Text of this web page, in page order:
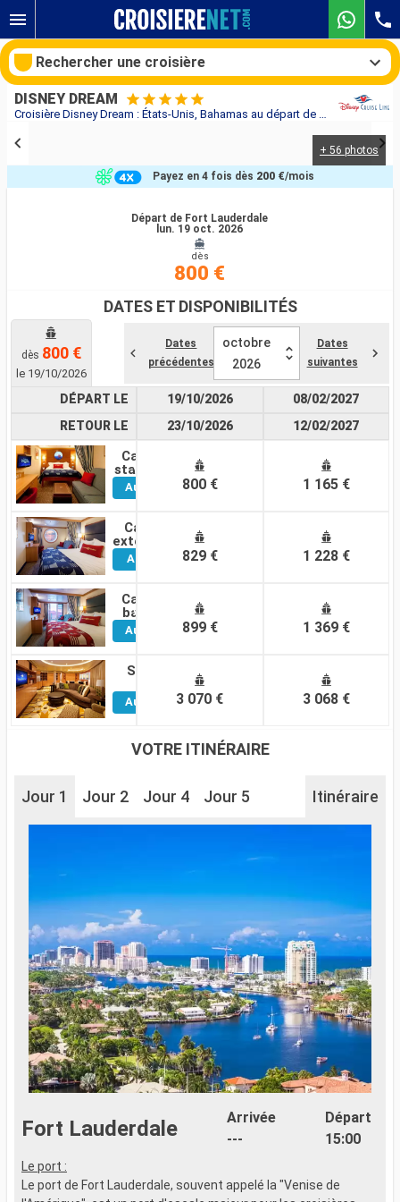
Croisière Disney Dream : États-Unis, Bahamas au départ de Fort Lauderdale
DISNEY DREAM
+ 56 photos
Départ de Fort Lauderdale
lun. 19 oct. 2026
dès
800 €
Payez en 4 fois dès 200 €/mois
DATES ET DISPONIBILITÉS
dès 800 €
le 19/10/2026
Dates
précédentes
octobre
2026
Dates
suivantes
DÉPART LE
RETOUR LE
Cabine
standard
Voir
Autres
Cabine
extérieure
Voir
Autres
Cabine
balcon
Voir
Autres
Suite
Autres
19/10/2026
23/10/2026
800 €
829 €
899 €
3 070 €
08/02/2027
12/02/2027
1 165 €
1 228 €
1 369 €
3 068 €
VOTRE ITINÉRAIRE
Jour 1 Jour 2 Jour 4 Jour 5 Itinéraire
Fort Lauderdale
Arrivée
---
Départ
15:00
Le port :
Le port de Fort Lauderdale, souvent appelé la "Venise de
Rechercher une croisière
Rechercher